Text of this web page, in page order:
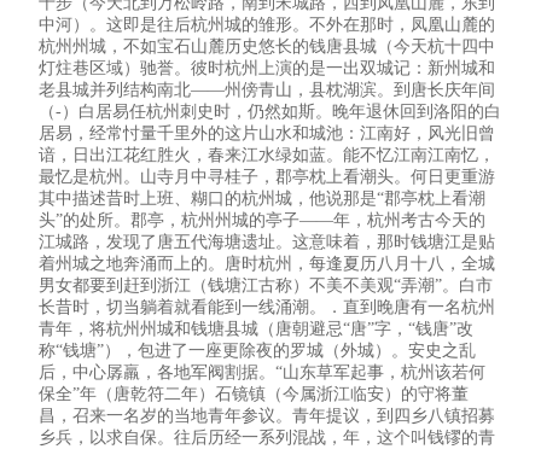
中河）。这即是往后杭州城的雏形。不外在那时，凤凰山麓的
杭州州城，不如宝石山麓历史悠长的钱唐县城（今天杭十四中
灯炷巷区域）驰誉。彼时杭州上演的是一出双城记：新州城和
老县城并列结构南北——州傍青山，县枕湖滨。到唐长庆年间
（-）白居易任杭州刺史时，仍然如斯。晚年退休回到洛阳的白
居易，经常忖量千里外的这片山水和城池：江南好，风光旧曾
谙，日出江花红胜火，春来江水绿如蓝。能不忆江南江南忆，
最忆是杭州。山寺月中寻桂子，郡亭枕上看潮头。何日更重游
其中描述昔时上班、糊口的杭州城，他说那是“郡亭枕上看潮
头”的处所。郡亭，杭州州城的亭子——年，杭州考古今天的
江城路，发现了唐五代海塘遗址。这意味着，那时钱塘江是贴
着州城之地奔涌而上的。唐时杭州，每逢夏历八月十八，全城
男女都要到赶到浙江（钱塘江古称）不美不美观“弄潮”。白市
长昔时，切当躺着就看能到一线涌潮。．直到晚唐有一名杭州
青年，将杭州州城和钱塘县城（唐朝避忌“唐”字，“钱唐”改
称“钱塘”），包进了一座更除夜的罗城（外城）。安史之乱
后，中心孱羸，各地军阀割据。“山东草军起事，杭州该若何
保全”年（唐乾符二年）石镜镇（今属浙江临安）的守将董
昌，召来一名岁的当地青年参议。青年提议，到四乡八镇招募
乡兵，以求自保。往后历经一系列混战，年，这个叫钱镠的青